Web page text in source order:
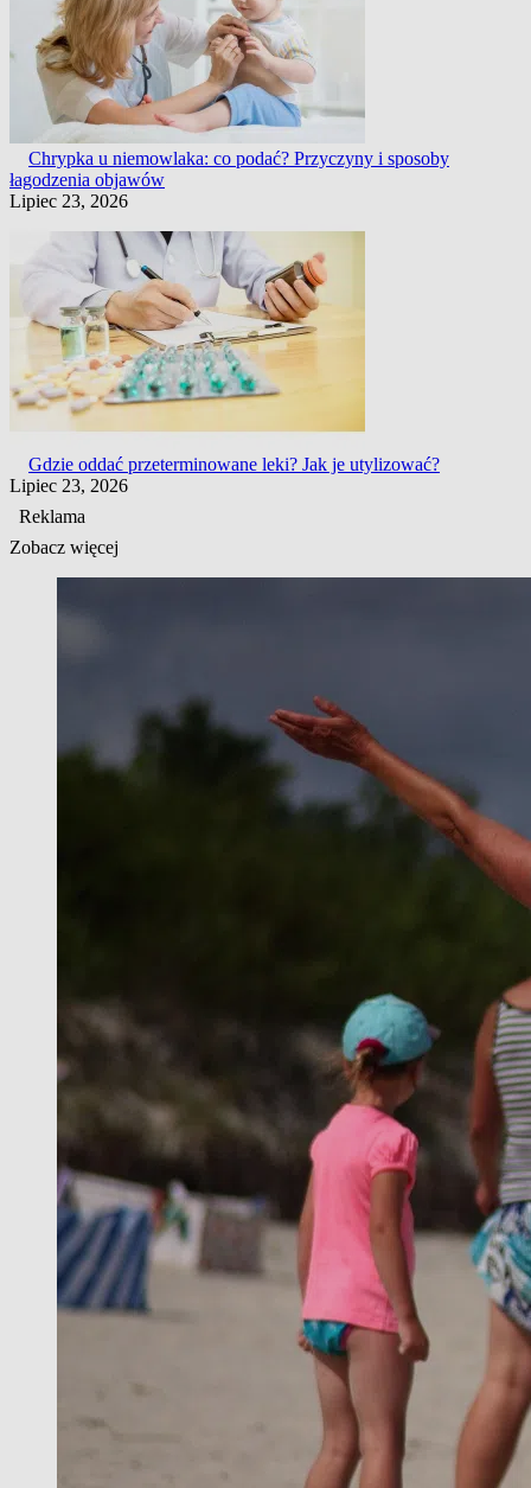
Chrypka u niemowlaka: co podać? Przyczyny i sposoby
łagodzenia objawów
Lipiec 23, 2026
Gdzie oddać przeterminowane leki? Jak je utylizować?
Lipiec 23, 2026
Reklama
Zobacz więcej